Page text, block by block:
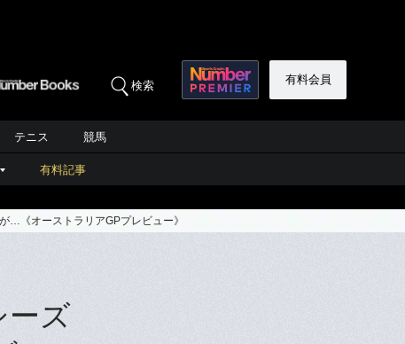
検索 有料会員
テニス 競馬
有料記事
…《オーストラリアGPプレビュー》
ーズ